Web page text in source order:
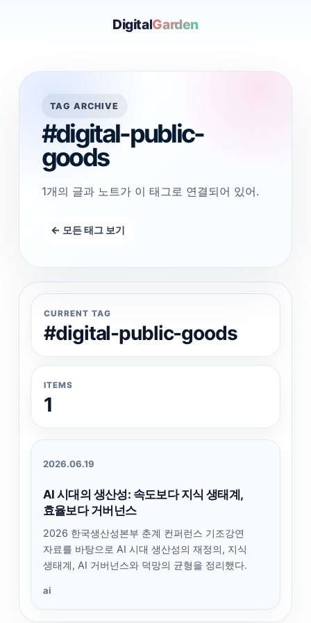
DigitalGarden
TAG ARCHIVE
#digital-public-
goods
1개의 글과 노트가 이 태그로 연결되어 있어.
← 모든 태그 보기
CURRENT TAG
#digital-public-goods
ITEMS
1
2026.06.19
AI 시대의 생산성: 속도보다 지식 생태계,
효율보다 거버넌스
2026 한국생산성본부 춘계 컨퍼런스 기조강연
자료를 바탕으로 AI 시대 생산성의 재정의, 지식
생태계, AI 거버넌스와 덕망의 균형을 정리했다.
ai